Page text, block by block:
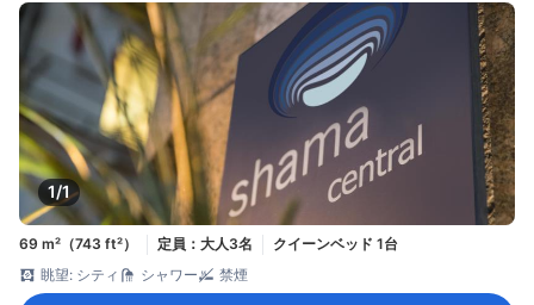
1/1
69 m²（743 ft²） 定員：大人3名
クイーンベッド 1台
眺望: シティ
シャワー 禁煙